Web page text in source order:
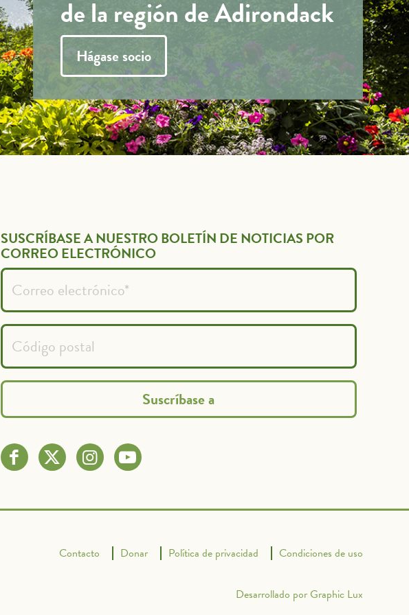
de la región de Adirondack
Hágase socio
SUSCRÍBASE A NUESTRO BOLETÍN DE NOTICIAS POR
CORREO ELECTRÓNICO
Contacto Donar Política de privacidad Condiciones de uso
Desarrollado por Graphic Lux